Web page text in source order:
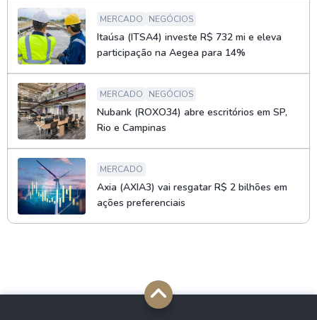
MERCADO NEGÓCIOS
Itaúsa (ITSA4) investe R$ 732 mi e eleva
participação na Aegea para 14%
MERCADO NEGÓCIOS
Nubank (ROXO34) abre escritórios em SP,
Rio e Campinas
MERCADO
Axia (AXIA3) vai resgatar R$ 2 bilhões em
ações preferenciais